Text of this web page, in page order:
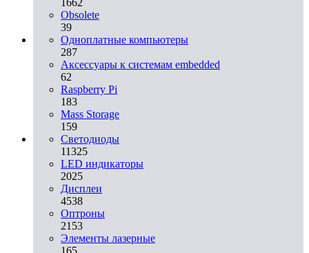
Obsolete
39
Одноплатные компьютеры
287
Аксессуары к системам embedded
62
Raspberry Pi
183
Mass Storage
159
Светодиоды
11325
LED индикаторы
2025
Дисплеи
4538
Оптроны
2153
Элементы лазерные
165